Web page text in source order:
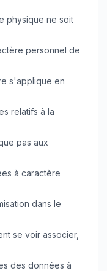
physique ne soit
personnel de
s'applique en
relatifs à la
pas aux
à caractère
dans le
se voir associer,
des données à